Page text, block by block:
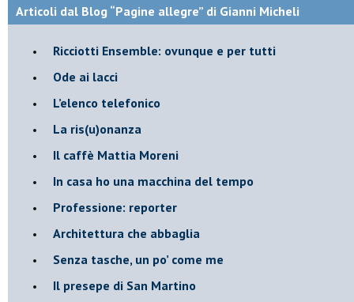
Articoli dal Blog “Pagine allegre” di Gianni Micheli
​Ricciotti Ensemble: ovunque e per tutti
Ode ai lacci
​L’elenco telefonico
​La ris(u)onanza
​Il caffè Mattia Moreni
​In casa ho una macchina del tempo
Professione: reporter
Architettura che abbaglia
​Senza tasche, un po’ come me
​Il presepe di San Martino